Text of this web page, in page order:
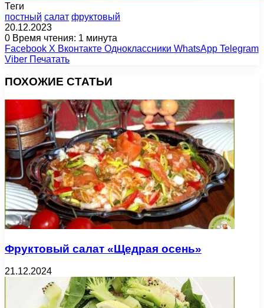
Теги
постный салат фруктовый
20.12.2023
0 Время чтения: 1 минута
Facebook X Вконтакте Одноклассники WhatsApp Telegram
Viber Печатать
ПОХОЖИЕ СТАТЬИ
Фруктовый салат «Щедрая осень»
21.12.2024